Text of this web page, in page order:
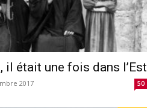
il était une fois dans l’Est
2017 50